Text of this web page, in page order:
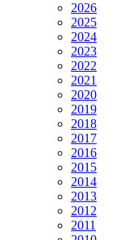
2026
2025
2024
2023
2022
2021
2020
2019
2018
2017
2016
2015
2014
2013
2012
2011